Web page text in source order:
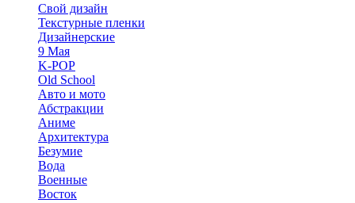
Свой дизайн
Текстурные пленки
Дизайнерские
9 Мая
K-POP
Old School
Авто и мото
Абстракции
Аниме
Архитектура
Безумие
Вода
Военные
Восток